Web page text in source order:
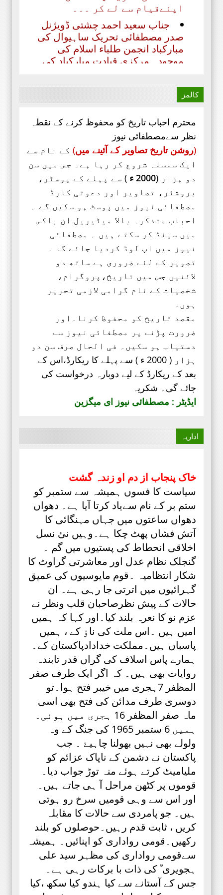
جناب سعید احمد چشتی ڈویژنل
صدر مصطفائی تحریک ساہیوال کی
مبارکباد انجمن طلباء اسلام کی
موجودہ مرکزی قیادت مبارکباد کی
مستحق ہے۔ کہ جنہوں نے حیی علی
کالمز
محترم احباب تاریخ کو محفوظ کرنے کے نقطہ
نظر سےمصطفائی نیوز
(روشن تاریخ تصاویر کے آئینے میں) کے نام سے
ایک سلسلہ شروع کر رہا ہے۔ جس میں سن
دو ہزار (2000 ء
) سے پہلے کے پوسٹر،
بروشئر، تصاویر اور دعوتی کارڈ
مصطفائی نیوز میں پوسٹ ہو سکیں گے ۔
احباب متذکرہ بالا میٹیریل ان باکس
میں سینڈ کر سکتے ہیں ۔ مصطفائی
نیوز میں اپ لوڈ کردیا جائے گا ۔
تصویر کے لئے ضروری ہے ساتھ دو
لائنیں جس میں تاریخ،پروگرام،
شخصیات کے نام گرامی لازمی تحریر
ہوں۔
مقصد تاریخ کو محفوظ کرنا۔اور
ضرورت پڑنے پر مصطفائی نیوز سے
دستیاب ہو سکیں۔ فی الحال صرف سن دو
ہزار ( 2000 ء ) سے پہلے کا ریکارڈ،
اس کے
بعد کے ریکارڈ کے لیے دوبارہ درخواست کی
جائے گی۔ شکریہ
ایڈیٹر : مصطفائی نیوز ای میگزین
اداریہ
خاک پنجاب از دم او زندہ گشت
سیاست کا فسوں ہمیشہ سے ستمبر کو
ستم بر کے نام سےیاد کرتا آیا ہے۔ دھواں
دھواں ساعتوں میں جہاں مہنگائی کا
آتش فشاں پھٹ چکا ہے۔وہیں نئ نسل
اخلاقی انحطاط کی پستیوں میں گم ۔
گنجلک نظام عدل اور معاشرتی گراوٹ کا
شکار انتظامیہ ۔قوم مایوسیوں کی عمیق
گہرائیوں میں اترتی جا رہی ہے۔ ان
حالات کے پیش نظرصاحبان قلب ونظر نے
عزم نو کا نعرہ بلند کیا۔اور کہا کہ ہمیں
امیں ہیں ۔اس ملت کی ناٶ کے ، ہمیں
پاسباں ہیں۔مملکت خدادادپاکستان کے۔
ہمارے پاس اسلاف کی گراں قدر تابندہ
روایات بھی ہیں۔ کہ اگر ایک طرف صفر
المظفر 7ہجری میں خیبر فتح ہوا۔تو
دوسری طرف مدائن کی فتح بھی اسی
ماہ صفر المظفر 16 ہجری میں ہوئی۔
ہمیں 6 ستمبر 1965 کی جنگ کے وہ
ولولے بھی نہیں بھولنا چاہیۓ ۔ جب
پاکستان نے دشمن کے ناپاک عزائم کو
ملیامیٹ کرتے ہوئے منہ توڑ جواب دیا۔
قوموں پر کٹھن مراحل آ ہی جاتے ہیں۔
اور اس سے وہی قومیں سرخ رو ہوتی
ہیں۔ جو پامردی سے حالات کا مقابلہ
کریں ، ثابت قدم رہیں۔حوصلوں کو بلند
رکھیں۔قومی رواداری کو اپنائیں۔ ہمیشہ
سےقومی رواداری کی مظہر سید علی
ہجویری ؒ کی ذات با برکات رہی ہے۔
جس کے آستانے سے کیا ہندو کیا سکھ ،کیا